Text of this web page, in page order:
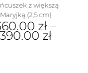
z większą
Maryjką (2,5 cm)
zł –
390.00 zł